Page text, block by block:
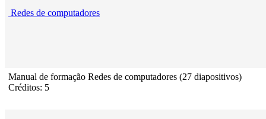
Redes de computadores
Manual de formação Redes de computadores (27 diapositivos)
Créditos: 5